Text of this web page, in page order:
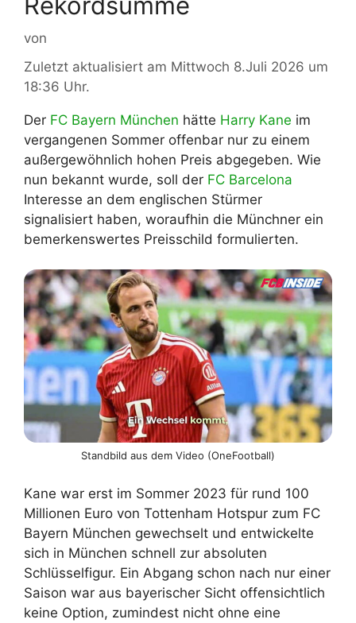
von
Zuletzt aktualisiert am Mittwoch 8.Juli 2026 um
18:36 Uhr.
Der FC Bayern München hätte Harry Kane im
vergangenen Sommer offenbar nur zu einem
außergewöhnlich hohen Preis abgegeben. Wie
nun bekannt wurde, soll der FC Barcelona
Interesse an dem englischen Stürmer
signalisiert haben, woraufhin die Münchner ein
bemerkenswertes Preisschild formulierten.
Standbild aus dem Video (OneFootball)
Kane war erst im Sommer 2023 für rund 100
Millionen Euro von Tottenham Hotspur zum FC
Bayern München gewechselt und entwickelte
sich in München schnell zur absoluten
Schlüsselfigur. Ein Abgang schon nach nur einer
Saison war aus bayerischer Sicht offensichtlich
keine Option, zumindest nicht ohne eine